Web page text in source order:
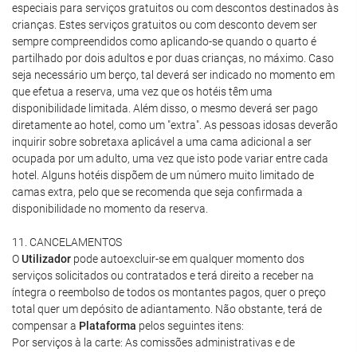
especiais para serviços gratuitos ou com descontos destinados às
crianças. Estes serviços gratuitos ou com desconto devem ser
sempre compreendidos como aplicando-se quando o quarto é
partilhado por dois adultos e por duas crianças, no máximo. Caso
seja necessário um berço, tal deverá ser indicado no momento em
que efetua a reserva, uma vez que os hotéis têm uma
disponibilidade limitada. Além disso, o mesmo deverá ser pago
diretamente ao hotel, como um "extra". As pessoas idosas deverão
inquirir sobre sobretaxa aplicável a uma cama adicional a ser
ocupada por um adulto, uma vez que isto pode variar entre cada
hotel. Alguns hotéis dispõem de um número muito limitado de
camas extra, pelo que se recomenda que seja confirmada a
disponibilidade no momento da reserva.
11. CANCELAMENTOS
OUtilizador pode autoexcluir-se em qualquer momento dos
serviços solicitados ou contratados e terá direito a receber na
íntegra o reembolso de todos os montantes pagos, quer o preço
total quer um depósito de adiantamento. Não obstante, terá de
compensar a Plataforma pelos seguintes itens:
Por serviços à la carte: As comissões administrativas e de